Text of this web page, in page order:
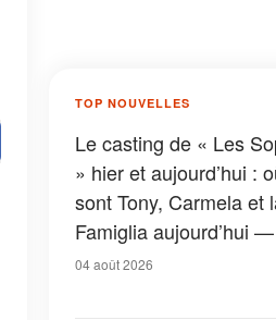
TOP NOUVELLES
Le casting de « Les
» hier et aujourd’hui :
sont Tony, Carmela et
Famiglia aujourd’hui
04 août 2026